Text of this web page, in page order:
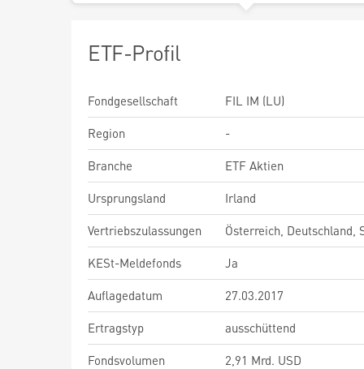
ETF-Profil
Fondgesellschaft
FIL IM (LU)
Region
-
Branche
ETF Aktien
Ursprungsland
Irland
Vertriebszulassungen
Österreich, Deutschland,
KESt-Meldefonds
Ja
Auflagedatum
27.03.2017
Ertragstyp
ausschüttend
Fondsvolumen
2,91 Mrd. USD